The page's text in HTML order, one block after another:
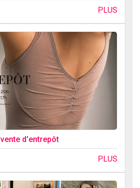
PLUS
d'entrepôt
PLUS